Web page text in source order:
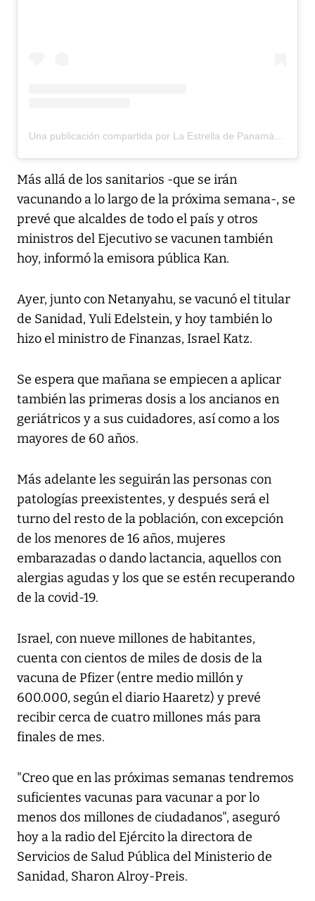
Más allá de los sanitarios -que se irán
vacunando a lo largo de la próxima semana-, se
prevé que alcaldes de todo el país y otros
ministros del Ejecutivo se vacunen también
hoy, informó la emisora pública Kan.
Ayer, junto con Netanyahu, se vacunó el titular
de Sanidad, Yuli Edelstein, y hoy también lo
hizo el ministro de Finanzas, Israel Katz.
Se espera que mañana se empiecen a aplicar
también las primeras dosis a los ancianos en
geriátricos y a sus cuidadores, así como a los
mayores de 60 años.
Más adelante les seguirán las personas con
patologías preexistentes, y después será el
turno del resto de la población, con excepción
de los menores de 16 años, mujeres
embarazadas o dando lactancia, aquellos con
alergias agudas y los que se estén recuperando
de la covid-19.
Israel, con nueve millones de habitantes,
cuenta con cientos de miles de dosis de la
vacuna de Pfizer (entre medio millón y
600.000, según el diario Haaretz) y prevé
recibir cerca de cuatro millones más para
finales de mes.
"Creo que en las próximas semanas tendremos
suficientes vacunas para vacunar a por lo
menos dos millones de ciudadanos", aseguró
hoy a la radio del Ejército la directora de
Servicios de Salud Pública del Ministerio de
Sanidad, Sharon Alroy-Preis.